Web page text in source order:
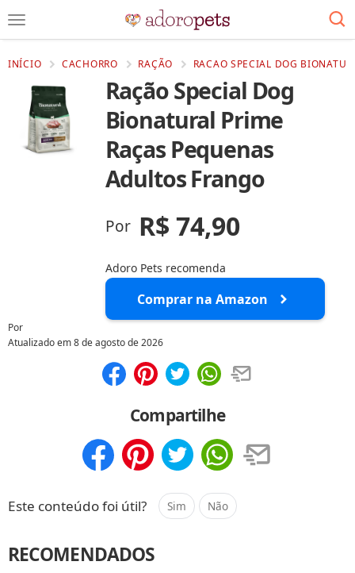
INÍCIO CACHORRO RAÇÃO RACAO SPECIAL DOG
Ração Special Dog
Bionatural Prime
Raças Pequenas
Adultos Frango
Por R$ 74,90
Adoro Pets recomenda
Comprar na Amazon
Por
Atualizado em8 de agosto de 2026
Compartilhe
Este conteúdo foi útil? Sim Não
RECOMENDADOS